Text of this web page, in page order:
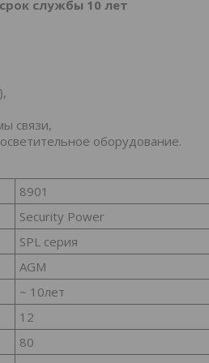
службы 10 лет
связи,
оборудование.
8901
Security Power
SPL серия
AGM
~ 10лет
12
80